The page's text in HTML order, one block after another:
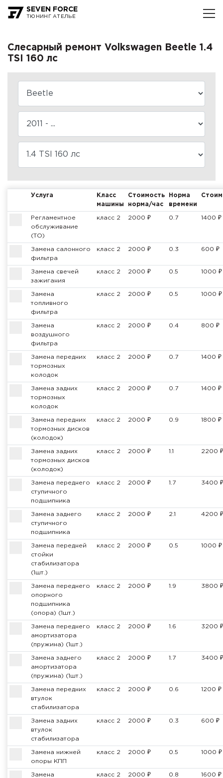
SEVEN FORCE
ТЮНИНГ АТЕЛЬЕ
Слесарный ремонт Volkswagen Beetle 1.4
TSI 160 лс
Услуга
Класс
машины
Стоимость
норма/час
Норма
времени
Регламентное
обслуживание
(ТО)
класс 2 2000 ₽ 0.7 1400 ₽
Замена салонного
фильтра
класс 2 2000 ₽ 0.3 600 ₽
Замена свечей
зажигания
класс 2 2000 ₽ 0.5 1000 ₽
Замена
топливного
фильтра
класс 2 2000 ₽ 0.5 1000 ₽
Замена
воздушного
фильтра
класс 2 2000 ₽ 0.4 800 ₽
Замена передних
тормозных
колодок
класс 2 2000 ₽ 0.7 1400 ₽
Замена задних
тормозных
колодок
класс 2 2000 ₽ 0.7 1400 ₽
Замена передних
тормозных дисков
(колодок)
класс 2 2000 ₽ 0.9 1800 ₽
Замена задних
тормозных дисков
(колодок)
класс 2 2000 ₽ 1.1 2200 ₽
Замена переднего
ступичного
подшипника
класс 2 2000 ₽ 1.7 3400 ₽
Замена заднего
ступичного
подшипника
класс 2 2000 ₽ 2.1 4200 ₽
Замена передней
стойки
стабилизатора
(1шт.)
класс 2 2000 ₽ 0.5 1000 ₽
Замена переднего
опорного
подшипника
(опора) (1шт.)
класс 2 2000 ₽ 1.9 3800 ₽
Замена переднего
амортизатора
(пружина) (1шт.)
класс 2 2000 ₽ 1.6 3200 ₽
Замена заднего
амортизатора
(пружина) (1шт.)
класс 2 2000 ₽ 1.7 3400 ₽
Замена передних
втулок
стабилизатора
класс 2 2000 ₽ 0.6 1200 ₽
Замена задних
втулок
стабилизатора
класс 2 2000 ₽ 0.3 600 ₽
Замена нижней
опоры КПП
класс 2 2000 ₽ 0.5 1000 ₽
Замена
класс 2 2000 ₽ 0.8 1600 ₽